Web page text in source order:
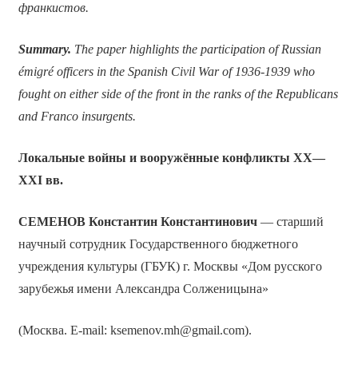
франкистов.
Summary. The paper highlights the participation of Russian
émigré officers in the Spanish Civil War of 1936-1939 who
fought on either side of the front in the ranks of the Republicans
and Franco insurgents.
Локальные войны и вооружённые конфликты XX—
XXIвв.
СЕМЕНОВ Константин Константинович— старший
научный сотрудник Государственного бюджетного
учреждения культуры (ГБУК) г. Москвы «Дом русского
зарубежья имени Александра Солженицына»
(Москва. E-mail: ksemenov.mh@gmail.com).